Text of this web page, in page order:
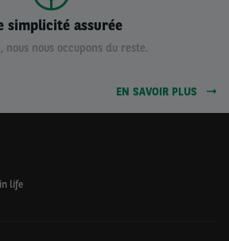
simplicité assurée
nous nous occupons du reste.
EN SAVOIR PLUS
life